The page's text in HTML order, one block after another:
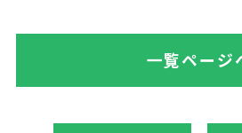
一覧ページ